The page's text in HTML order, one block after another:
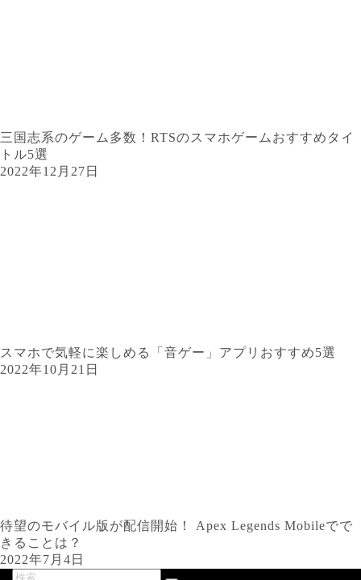
三国志系のゲーム多数！RTSのスマホゲームおすすめタイ
トル5選
2022年12月27日
スマホで気軽に楽しめる「音ゲー」アプリおすすめ5選
2022年10月21日
待望のモバイル版が配信開始！ Apex Legends Mobileでで
きることは？
2022年7月4日